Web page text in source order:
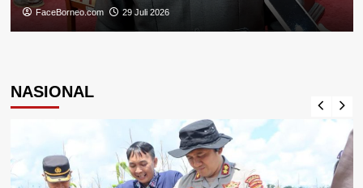
FaceBorneo.com 29 Juli 2026
NASIONAL